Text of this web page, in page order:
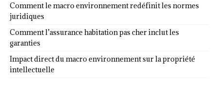
Comment le macro environnement redéfinit les normes
juridiques
Comment l’assurance habitation pas cher inclut les
garanties
Impact direct du macro environnement sur la propriété
intellectuelle